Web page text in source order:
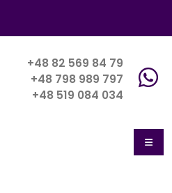
+48 82 569 84 79
+48 798 989 797
+48 519 084 034